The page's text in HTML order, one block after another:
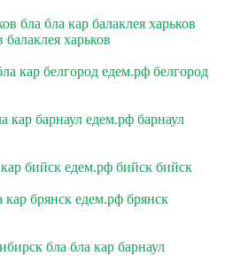
бла бла кар балаклея харьков
харьков
кар белгород едем.рф белгород
кар барнаул едем.рф барнаул
бийск едем.рф бийск бийск
кар брянск едем.рф брянск
бла бла кар барнаул